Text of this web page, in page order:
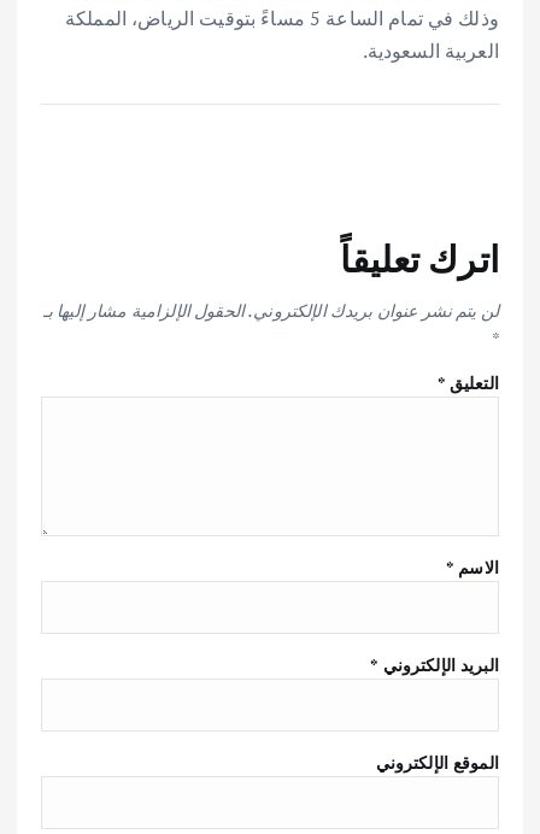
وذلك في تمام الساعة 5 مساءً بتوقيت الرياض، المملكة
العربية السعودية.
اترك تعليقاً
لن يتم نشر عنوان بريدك الإلكتروني.الحقول الإلزامية مشار إليها بـ
*
التعليق*
الاسم *
البريد الإلكتروني *
الموقع الإلكتروني